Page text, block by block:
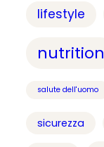
lifestyle
nutrition
salute dell'uomo
sicurezza